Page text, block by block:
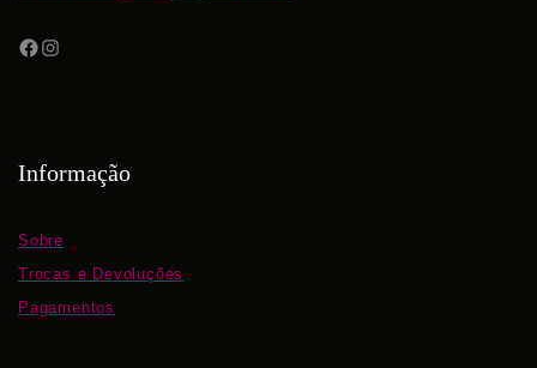
Informação
Sobre
Trocas e Devoluções
Pagamentos